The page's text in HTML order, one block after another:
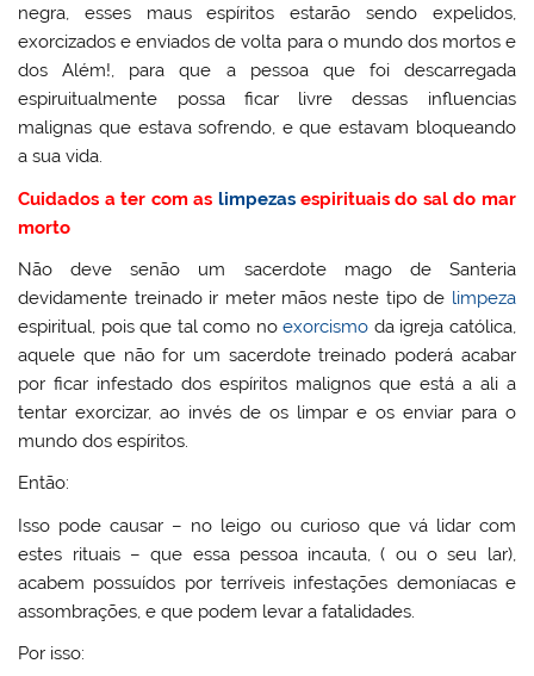
negra, esses maus espíritos estarão sendo expelidos,
exorcizados e enviados de volta para o mundo dos mortos e
dos Além!, para que a pessoa que foi descarregada
espiruitualmente possa ficar livre dessas influencias
malignas que estava sofrendo, e que estavam bloqueando
a sua vida.
Cuidados a ter com as limpezasespirituais do sal do mar
morto
Não deve senão um sacerdote mago de Santeria
devidamente treinado ir meter mãos neste tipo de limpeza
espiritual, pois que tal como noexorcismo da igreja católica,
aquele que não for um sacerdote treinado poderá acabar
por ficar infestado dos espíritos malignos que está a ali a
tentar exorcizar, ao invés de os limpar e os enviar para o
mundo dos espíritos.
Então:
Isso pode causar – no leigo ou curioso que vá lidar com
estes rituais – que essa pessoa incauta, ( ou o seu lar),
acabem possuídos por terríveis infestações demoníacas e
assombrações, e que podem levar a fatalidades.
Por isso: